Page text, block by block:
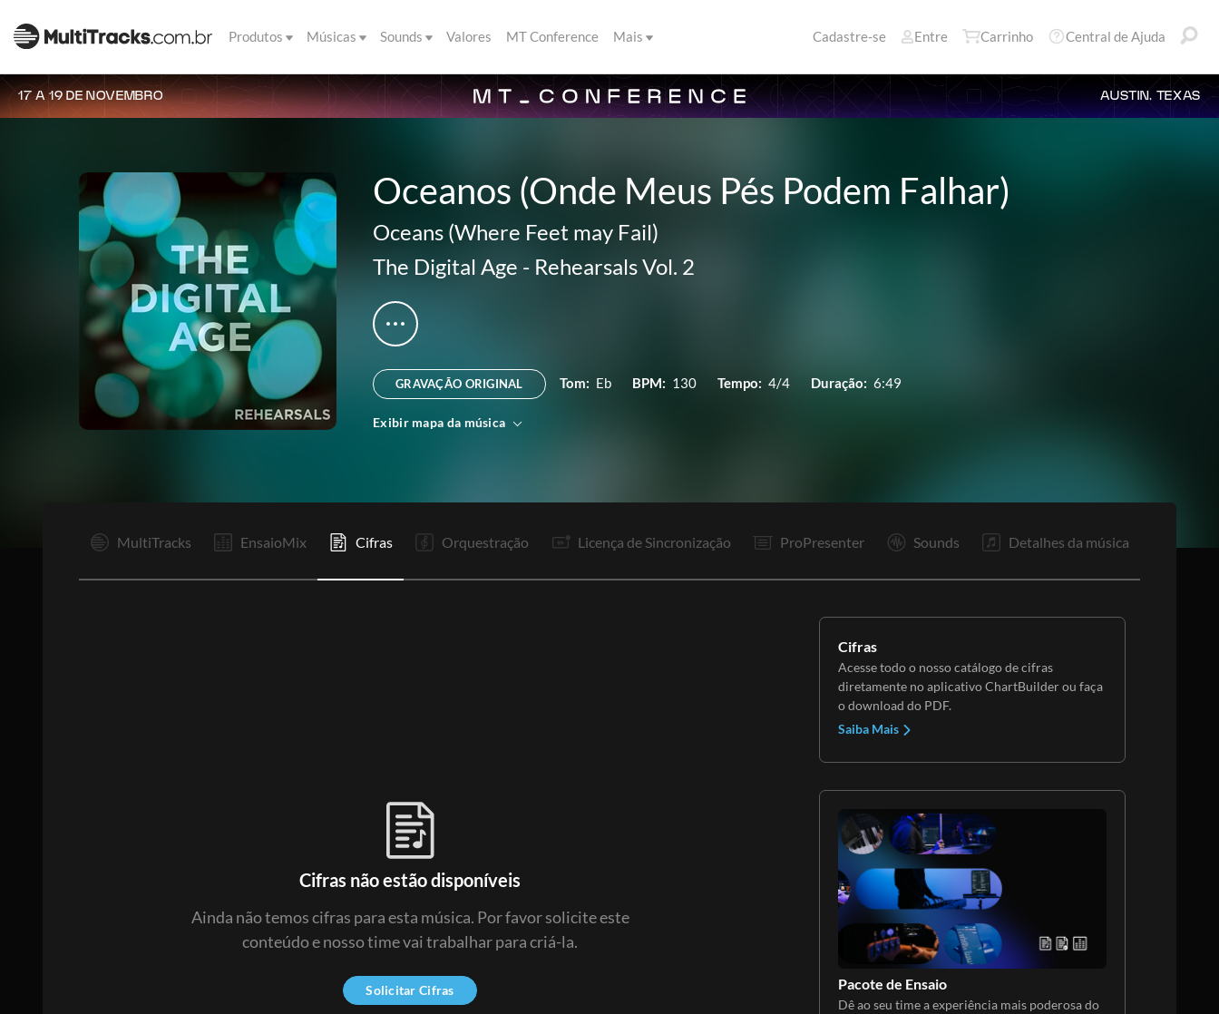
Produtos Músicas Sounds Valores MT Conference Mais Cadastre-se Entre Carrinho Central de Ajuda
17 A 19 DE NOVEMBRO AUSTIN, TEXAS
Oceanos (Onde Meus Pés Podem Falhar)
Oceans (Where Feet may Fail)
The Digital Age - Rehearsals Vol. 2
GRAVAÇÃO ORIGINAL Tom: Eb BPM: 130 Tempo: 4/4 Duração: 6:49
Exibir mapa da música
MultiTracks EnsaioMix Cifras Orquestração Licença de Sincronização ProPresenter Sounds Detalhes da música
Cifras
Acesse todo o nosso catálogo de cifras
diretamente no aplicativo ChartBuilder ou faça
o download do PDF.
Saiba Mais
Pacote de Ensaio
Dê ao seu time a experiência mais poderosa do
Cifras não estão disponíveis
Ainda não temos cifras para esta música. Por favor solicite este
conteúdo e nosso time vai trabalhar para criá-la.
Solicitar Cifras